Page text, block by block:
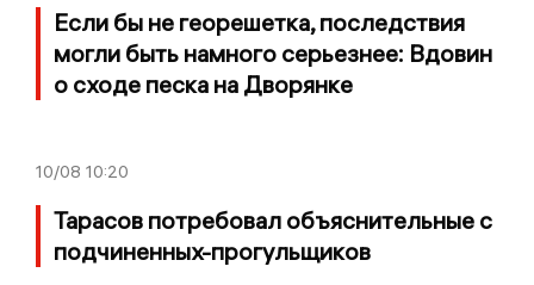
Если бы не георешетка, последствия
могли быть намного серьезнее: Вдовин
о сходе песка на Дворянке
10/08 10:20
Тарасов потребовал объяснительные с
подчиненных-прогульщиков